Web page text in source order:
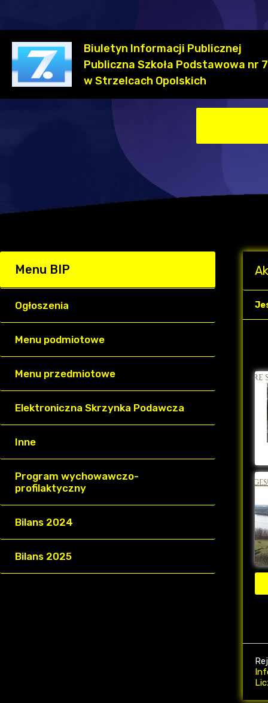
Biuletyn Informacji Publicznej
Publiczna Szkoła Podstawowa nr 7
w Strzelcach Opolskich
Menu BIP
Ogłoszenia
Menu podmiotowe
Menu przedmiotowe
Elektroniczna Skrzynka Podawcza
Inne
Program wychowawczo-
profilaktyczny
Bilans 2024
Bilans 2025